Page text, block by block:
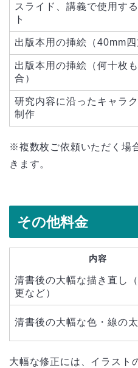
スライド、講義で使用す
ト
出版本用の挿絵（40mm四
出版本用の挿絵（何十枚
合）
研究内容に沿ったキャラ
制作
※複数枚ご依頼いただく場
きます。
その他料金
内容
清書後の大幅な描き直し
更など）
清書後の大幅な色・線の
大幅な修正には、イラスト